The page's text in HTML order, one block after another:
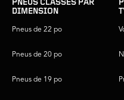
PNEUS CLASSÉS PAR
DIMENSION
Pneus de 22 po
Pneus de 20 po
Pneus de 19 po